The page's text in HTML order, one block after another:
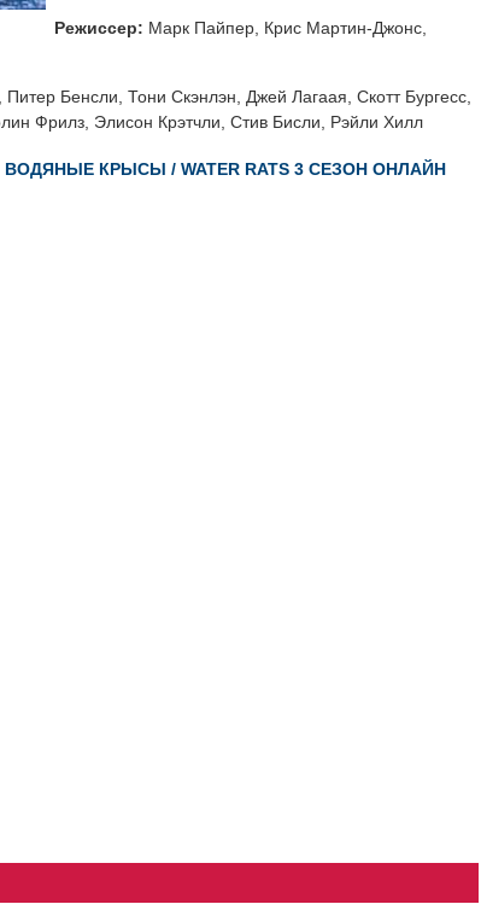
Режиссер: Марк Пайпер, Крис Мартин-Джонс,
Питер Бенсли, Тони Скэнлэн, Джей Лагаая, Скотт Бургесс,
Фрилз, Элисон Крэтчли, Стив Бисли, Рэйли Хилл
КРЫСЫ / WATER RATS 3 СЕЗОН ОНЛАЙН